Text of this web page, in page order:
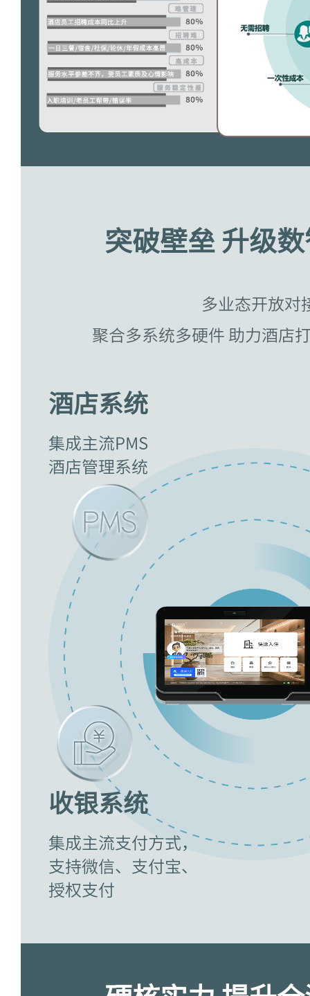
突破壁垒 升级
多业态开放对
聚合多系统多硬件 助力酒店
酒店系统
集成主流PMS
酒店管理系统
收银系统
集成主流支付方式，
支持微信、支付宝、
授权支付